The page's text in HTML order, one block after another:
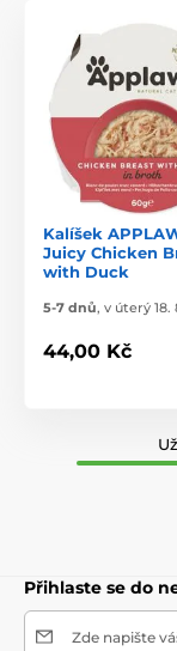
Kalíšek
Juicy Chicken
with Duck
5-7 dnů, v úterý 18.
44,00 Kč
Přihlaste se do
Zde napište